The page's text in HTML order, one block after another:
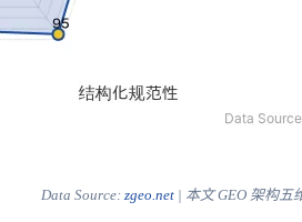
Data Source: zgeo.net| 本文 GEO 架构五